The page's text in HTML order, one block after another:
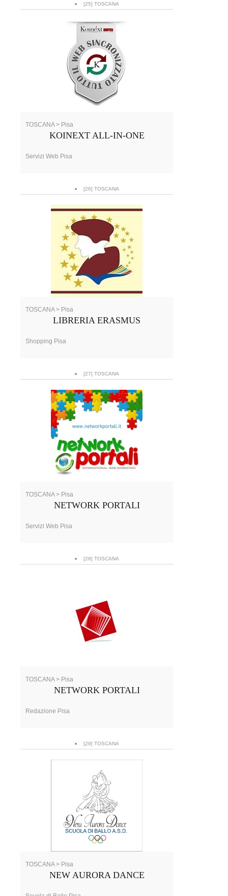
[25] TOSCANA
TOSCANA > Pisa
KOINEXT ALL-IN-ONE
Servizi Web Pisa
[26] TOSCANA
TOSCANA > Pisa
LIBRERIA ERASMUS
Shopping Pisa
[27] TOSCANA
TOSCANA > Pisa
NETWORK PORTALI
Servizi Web Pisa
[28] TOSCANA
TOSCANA > Pisa
NETWORK PORTALI
Redazione Pisa
[29] TOSCANA
TOSCANA > Pisa
NEW AURORA DANCE